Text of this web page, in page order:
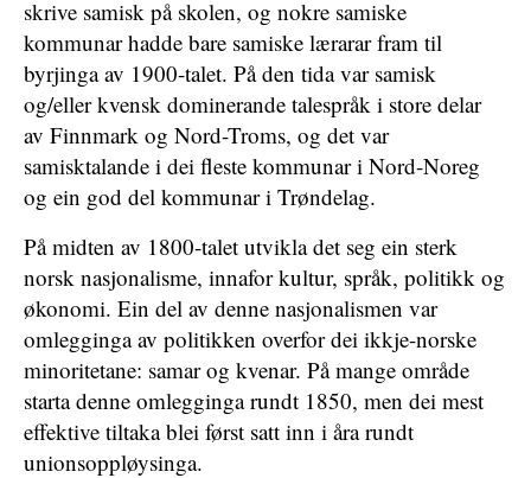
skrive samisk på skolen, og nokre samiske
kommunar hadde bare samiske lærarar fram til
byrjinga av 1900-talet. På den tida var samisk
og/eller kvensk dominerande talespråk i store delar
av Finnmark og Nord-Troms, og det var
samisktalande i dei fleste kommunar i Nord-Noreg
og ein god del kommunar i Trøndelag.
På midten av 1800-talet utvikla det seg ein sterk
norsk nasjonalisme, innafor kultur, språk, politikk og
økonomi. Ein del av denne nasjonalismen var
omlegginga av politikken overfor dei ikkje-norske
minoritetane: samar og kvenar. På mange område
starta denne omlegginga rundt 1850, men dei mest
effektive tiltaka blei først satt inn i åra rundt
unionsoppløysinga.